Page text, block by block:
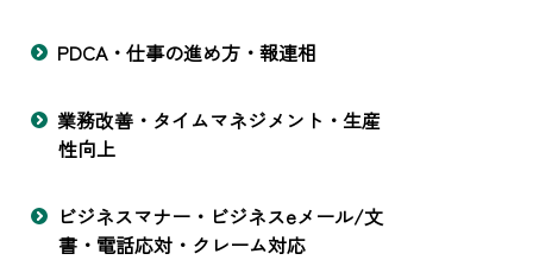
PDCA・仕事の進め方・報連相
業務改善・タイムマネジメント・生産
性向上
ビジネスマナー・ビジネスeメール/文
書・電話応対・クレーム対応